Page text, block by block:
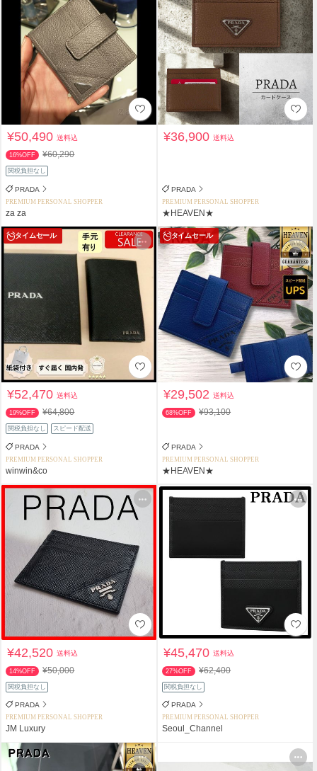
¥50,490送料込
16%OFF ¥60,290
関税負担なし
PRADA
PREMIUM PERSONAL SHOPPER
za za
¥36,900送料込
PRADA
PREMIUM PERSONAL SHOPPER
★HEAVEN★
タイムセール
¥52,470送料込
19%OFF ¥64,800
関税負担なし スピード配送
PRADA
PREMIUM PERSONAL SHOPPER
winwin&co
タイムセール
¥29,502送料込
68%OFF ¥93,100
PRADA
PREMIUM PERSONAL SHOPPER
★HEAVEN★
¥42,520送料込
14%OFF ¥50,000
関税負担なし
PRADA
PREMIUM PERSONAL SHOPPER
JM Luxury
¥45,470送料込
27%OFF ¥62,400
関税負担なし
PRADA
PREMIUM PERSONAL SHOPPER
Seoul_Channel